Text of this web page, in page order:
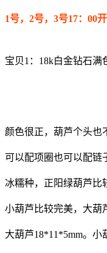
1号，2号，3号17：00
宝贝1：18k白金钻石
颜色很正，葫芦个头也
可以配项圈也可以配链
冰糯种，正阳绿葫芦比
小葫芦比较完美，大葫
大葫芦18*11*5mm。小